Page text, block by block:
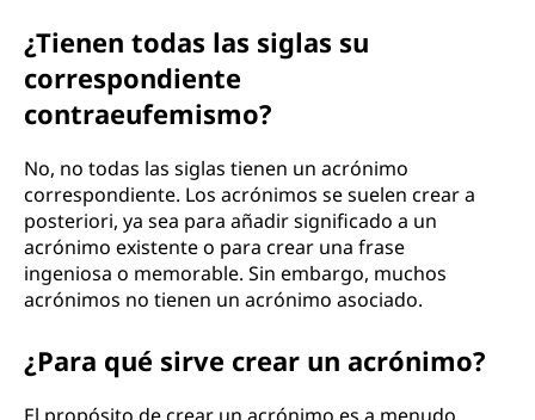
¿Tienen todas las siglas su
correspondiente
contraeufemismo?
No, no todas las siglas tienen un acrónimo
correspondiente. Los acrónimos se suelen crear a
posteriori, ya sea para añadir significado a un
acrónimo existente o para crear una frase
ingeniosa o memorable. Sin embargo, muchos
acrónimos no tienen un acrónimo asociado.
¿Para qué sirve crear un acrónimo?